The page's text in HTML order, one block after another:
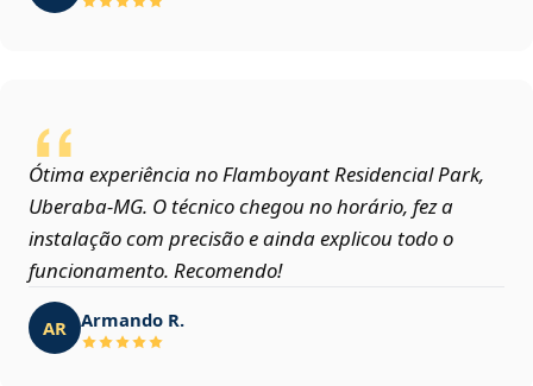
Ótima experiência no Flamboyant Residencial Park,
Uberaba‑MG. O técnico chegou no horário, fez a
instalação com precisão e ainda explicou todo o
funcionamento. Recomendo!
AR Armando R.